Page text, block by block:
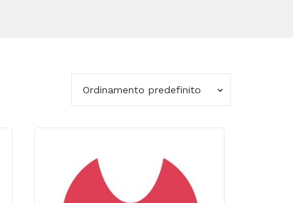
Ordinamento predefinito